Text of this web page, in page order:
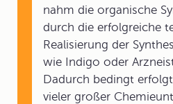
nahm die organische
durch die erfolgreiche
Realisierung der
wie Indigo oder
Dadurch bedingt
vieler großer